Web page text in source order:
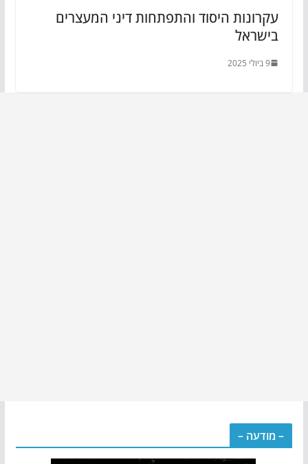
עקרונות היסוד והתפתחות דיני המעצרים
בישראל
9 ביולי 2025
– מודעה –